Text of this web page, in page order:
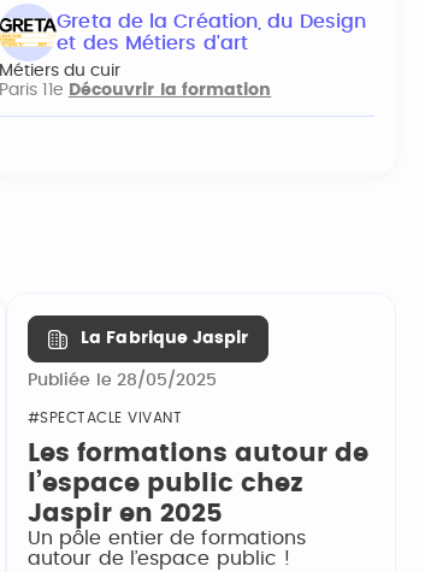
Greta de la Création, du Design
et des Métiers d'art
Métiers du cuir
Paris 11e Découvrir la formation
La Fabrique Jaspir
Publiée le 28/05/2025
#SPECTACLE VIVANT
Les formations autour de
l’espace public chez
Jaspir en 2025
Un pôle entier de formations
autour de l’espace public !